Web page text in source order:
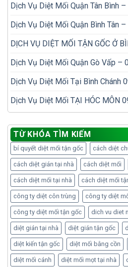
Dịch Vụ Diệt Mối Quận Tân Bình
Dịch Vụ Diệt Mối Quận Bình Tân
DỊCH VỤ DIỆT MỐI TẬN GỐC Ở
Dịch Vụ Diệt Mối Quận Gò Vấp –
Dịch Vụ Diệt Mối Tại Bình Chánh
Dịch Vụ Diệt Mối TẠI HÓC MÔN
TỪ KHÓA TÌM KIẾM
bí quyết diệt mối tận gốc cách diệt
cách diệt gián tại nhà cách diệt mối
cách diệt mối tại nhà cách diệt mối
công ty diệt côn trùng công ty diệt
công ty diệt mối tận gốc dich vu diet
diệt gián tại nhà diệt gián tận gốc
diệt kiến tận gốc diệt mối bằng cồn
diệt mối cánh diệt mối mọt tại nhà